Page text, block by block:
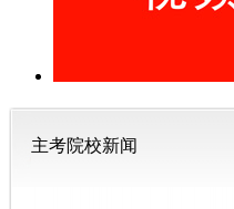
主考院校新闻